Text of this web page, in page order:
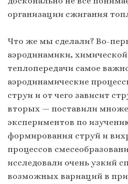
организации сжигания
Что же мы сделали? Во-
аэродинамики,
теплопередачи самое
аэродинамические
струи и от чего зависит
вторых — поставили
экспериментов по
формирования струй и
процессов
исследовали очень узкий
возможных вариаций в